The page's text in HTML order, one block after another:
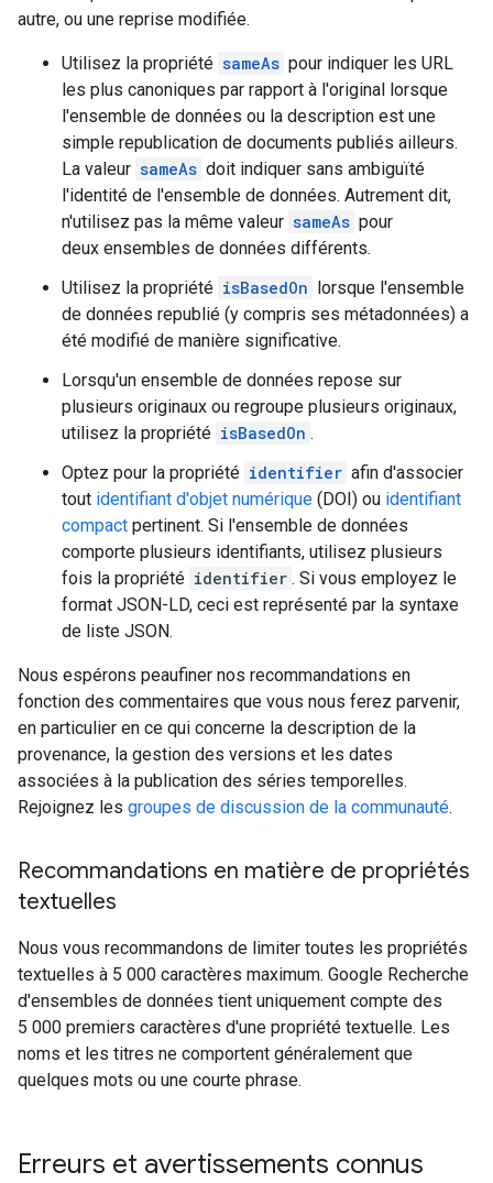
autre, ou une reprise modifiée.
Utilisez la propriété sameAs pour indiquer les URL
les plus canoniques par rapport à l'original lorsque
l'ensemble de données ou la description est une
simple republication de documents publiés ailleurs.
La valeur sameAs doit indiquer sans ambiguïté
l'identité de l'ensemble de données. Autrement dit,
n'utilisez pas la même valeur sameAs pour
deux ensembles de données différents.
Utilisez la propriété isBasedOn lorsque l'ensemble
de données republié (y compris ses métadonnées) a
été modifié de manière significative.
Lorsqu'un ensemble de données repose sur
plusieurs originaux ou regroupe plusieurs originaux,
utilisez la propriété isBasedOn .
Optez pour la propriété identifier afin d'associer
tout identifiant d'objet numérique (DOI) ou identifiant
compact pertinent. Si l'ensemble de données
comporte plusieurs identifiants, utilisez plusieurs
fois la propriété identifier . Si vous employez le
format JSON-LD, ceci est représenté par la syntaxe
de liste JSON.
Nous espérons peaufiner nos recommandations en
fonction des commentaires que vous nous ferez parvenir,
en particulier en ce qui concerne la description de la
provenance, la gestion des versions et les dates
associées à la publication des séries temporelles.
Rejoignez les groupes de discussion de la communauté.
Recommandations en matière de propriétés
textuelles
Nous vous recommandons de limiter toutes les propriétés
textuelles à 5 000 caractères maximum. Google Recherche
d'ensembles de données tient uniquement compte des
5 000 premiers caractères d'une propriété textuelle. Les
noms et les titres ne comportent généralement que
quelques mots ou une courte phrase.
Erreurs et avertissements connus